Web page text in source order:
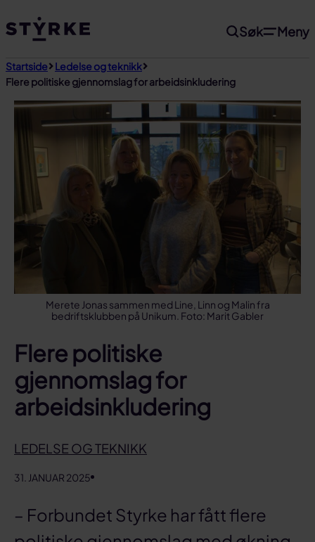
til
Søk Meny
Startside
Ledelse og teknikk
Flere politiske gjennomslag for arbeidsinkludering
Merete Jonas sammen med Line, Linn og Malin fra
bedriftsklubben på Unikum. Foto: Marit Gabler
Flere politiske
gjennomslag for
arbeidsinkludering
LEDELSE OG TEKNIKK
31. JANUAR 2025
– Forbundet Styrke har fått flere